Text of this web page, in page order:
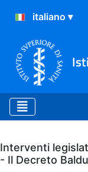
Archivio
Interventi
- Il Decreto